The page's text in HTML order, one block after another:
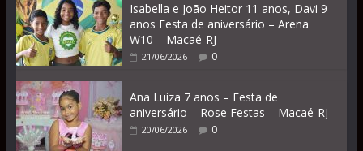
Isabella e João Heitor 11 anos, Davi 9
anos Festa de aniversário – Arena
W10 – Macaé-RJ
21/06/2026 0
Ana Luiza 7 anos – Festa de
aniversário – Rose Festas – Macaé-RJ
20/06/2026 0